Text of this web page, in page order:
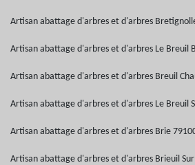
Artisan abattage d'arbres et d'arbres
Artisan abattage d'arbres et d'arbres Le Breuil
Artisan abattage d'arbres et d'arbres Breuil
Artisan abattage d'arbres et d'arbres Le Breuil
Artisan abattage d'arbres et d'arbres Brie
Artisan abattage d'arbres et d'arbres Brieuil Sur